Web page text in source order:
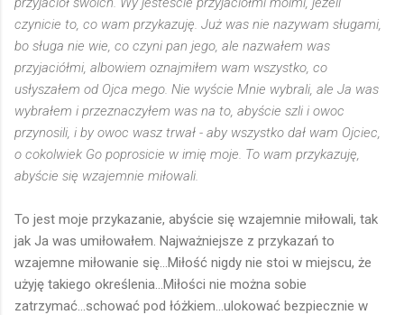
czynicie to, co wam przykazuję. Już was nie nazywam sługami,
bo sługa nie wie, co czyni pan jego, ale nazwałem was
przyjaciółmi, albowiem oznajmiłem wam wszystko, co
usłyszałem od Ojca mego. Nie wyście Mnie wybrali, ale Ja was
wybrałem i przeznaczyłem was na to, abyście szli i owoc
przynosili, i by owoc wasz trwał - aby wszystko dał wam Ojciec,
o cokolwiek Go poprosicie w imię moje. To wam przykazuję,
abyście się wzajemnie miłowali.
To jest moje przykazanie, abyście się wzajemnie miłowali, tak
jak Ja was umiłowałem. Najważniejsze z przykazań to
wzajemne miłowanie się...Miłość nigdy nie stoi w miejscu, że
użyję takiego określenia...Miłości nie można sobie
zatrzymać...schować pod łóżkiem...ulokować bezpiecznie w